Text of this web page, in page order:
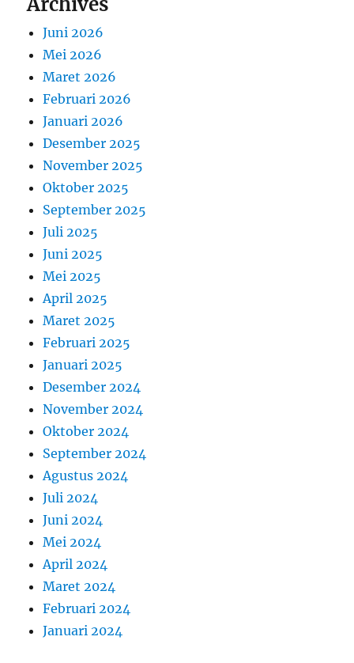
Juni 2026
Mei 2026
Maret 2026
Februari 2026
Januari 2026
Desember 2025
November 2025
Oktober 2025
September 2025
Juli 2025
Juni 2025
Mei 2025
April 2025
Maret 2025
Februari 2025
Januari 2025
Desember 2024
November 2024
Oktober 2024
September 2024
Agustus 2024
Juli 2024
Juni 2024
Mei 2024
April 2024
Maret 2024
Februari 2024
Januari 2024